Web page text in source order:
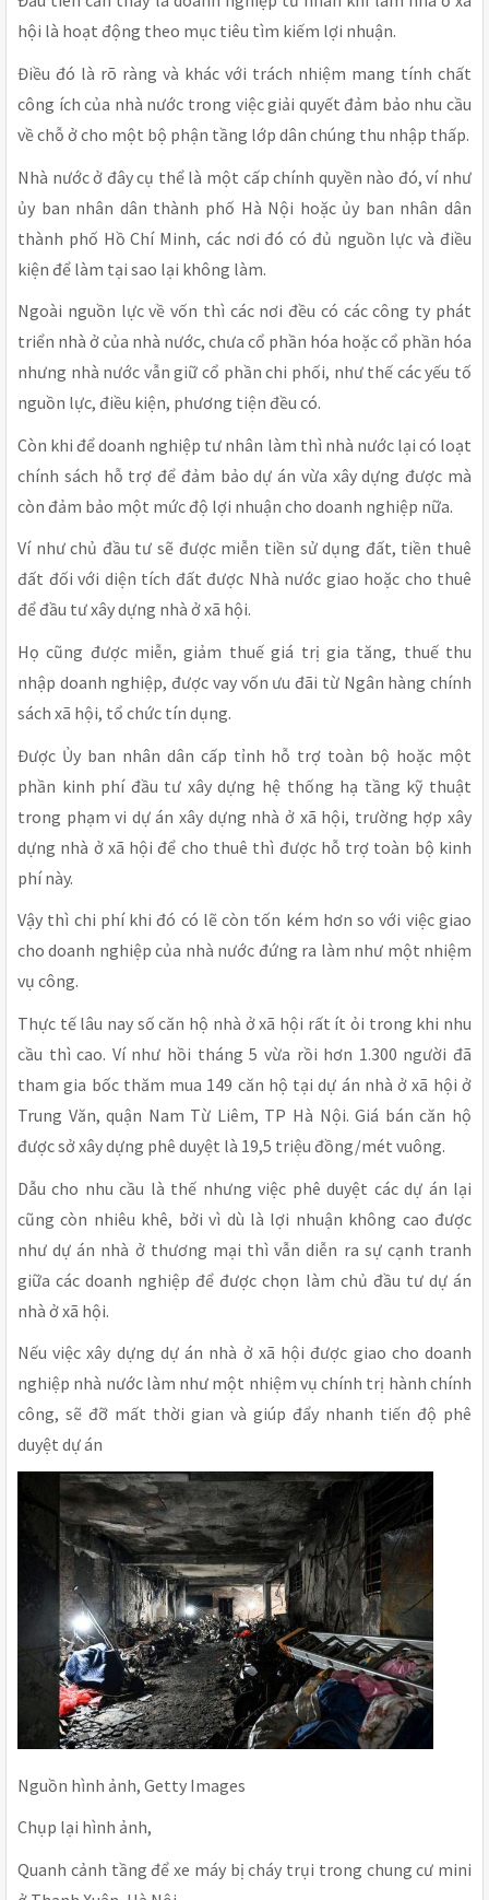
hội là hoạt động theo mục tiêu tìm kiếm lợi nhuận.
Điều đó là rõ ràng và khác với trách nhiệm mang tính chất
công ích của nhà nước trong việc giải quyết đảm bảo nhu cầu
về chỗ ở cho một bộ phận tầng lớp dân chúng thu nhập thấp.
Nhà nước ở đây cụ thể là một cấp chính quyền nào đó, ví như
ủy ban nhân dân thành phố Hà Nội hoặc ủy ban nhân dân
thành phố Hồ Chí Minh, các nơi đó có đủ nguồn lực và điều
kiện để làm tại sao lại không làm.
Ngoài nguồn lực về vốn thì các nơi đều có các công ty phát
triển nhà ở của nhà nước, chưa cổ phần hóa hoặc cổ phần hóa
nhưng nhà nước vẫn giữ cổ phần chi phối, như thế các yếu tố
nguồn lực, điều kiện, phương tiện đều có.
Còn khi để doanh nghiệp tư nhân làm thì nhà nước lại có loạt
chính sách hỗ trợ để đảm bảo dự án vừa xây dựng được mà
còn đảm bảo một mức độ lợi nhuận cho doanh nghiệp nữa.
Ví như chủ đầu tư sẽ được miễn tiền sử dụng đất, tiền thuê
đất đối với diện tích đất được Nhà nước giao hoặc cho thuê
để đầu tư xây dựng nhà ở xã hội.
Họ cũng được miễn, giảm thuế giá trị gia tăng, thuế thu
nhập doanh nghiệp, được vay vốn ưu đãi từ Ngân hàng chính
sách xã hội, tổ chức tín dụng.
Được Ủy ban nhân dân cấp tỉnh hỗ trợ toàn bộ hoặc một
phần kinh phí đầu tư xây dựng hệ thống hạ tầng kỹ thuật
trong phạm vi dự án xây dựng nhà ở xã hội, trường hợp xây
dựng nhà ở xã hội để cho thuê thì được hỗ trợ toàn bộ kinh
phí này.
Vậy thì chi phí khi đó có lẽ còn tốn kém hơn so với việc giao
cho doanh nghiệp của nhà nước đứng ra làm như một nhiệm
vụ công.
Thực tế lâu nay số căn hộ nhà ở xã hội rất ít ỏi trong khi nhu
cầu thì cao. Ví như hồi tháng 5 vừa rồi hơn 1.300 người đã
tham gia bốc thăm mua 149 căn hộ tại dự án nhà ở xã hội ở
Trung Văn, quận Nam Từ Liêm, TP Hà Nội. Giá bán căn hộ
được sở xây dựng phê duyệt là 19,5 triệu đồng/mét vuông.
Dẫu cho nhu cầu là thế nhưng việc phê duyệt các dự án lại
cũng còn nhiêu khê, bởi vì dù là lợi nhuận không cao được
như dự án nhà ở thương mại thì vẫn diễn ra sự cạnh tranh
giữa các doanh nghiệp để được chọn làm chủ đầu tư dự án
nhà ở xã hội.
Nếu việc xây dựng dự án nhà ở xã hội được giao cho doanh
nghiệp nhà nước làm như một nhiệm vụ chính trị hành chính
công, sẽ đỡ mất thời gian và giúp đẩy nhanh tiến độ phê
duyệt dự án
Nguồn hình ảnh, Getty Images
Chụp lại hình ảnh,
Quanh cảnh tầng để xe máy bị cháy trụi trong chung cư mini